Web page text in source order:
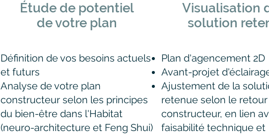
Étude de potentiel
de votre plan
Définition de vos besoins actuels
et futurs
Analyse de votre plan
constructeur selon les principes
du bien-être dans l'Habitat
(neuro-architecture et Feng Shui)
Visualisation
solution
Plan d'agencement 2D
Avant-projet
Ajustement de la
retenue selon le
constructeur, en lien
faisabilité technique et